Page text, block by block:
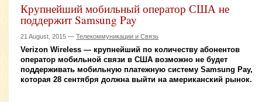
Крупнейший мобильный оператор США не
поддержит Samsung Pay
21 August, 2015 — Телекоммуникации и Связь
Verizon Wireless — крупнейший по количеству абонентов
оператор мобильной связи в США возможно не будет
поддерживать мобильную платежную систему Samsung Pay,
которая 28 сентября должна выйти на американский рынок.